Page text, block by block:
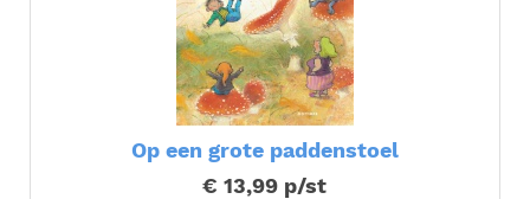
Op een grote paddenstoel
€ 13,99 p/st